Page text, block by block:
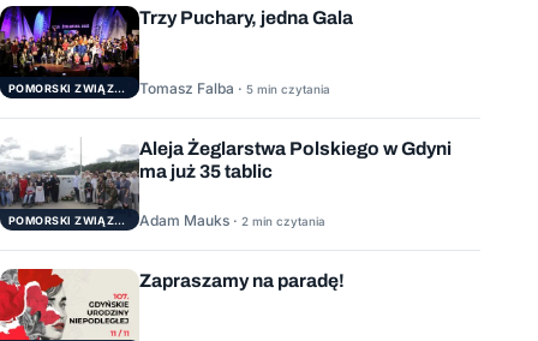
POMORSKI ZWIĄZEK ŻEGLARSKI
Trzy Puchary, jedna Gala
Tomasz Falba · 5 min czytania
POMORSKI ZWIĄZEK ŻEGLARSKI
Aleja Żeglarstwa Polskiego w Gdyni
ma już 35 tablic
Adam Mauks · 2 min czytania
Zapraszamy na paradę!